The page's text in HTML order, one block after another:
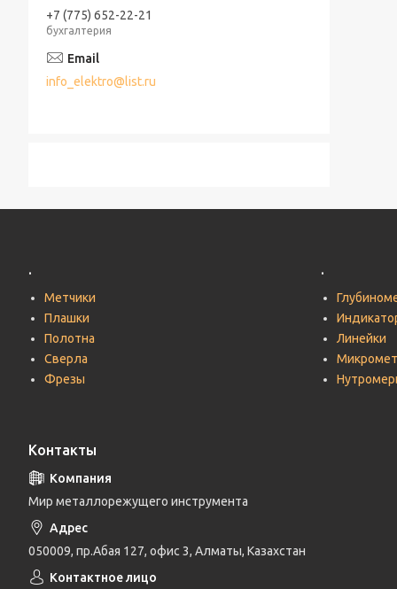
+7 (775) 652-22-21
бухгалтерия
info_elektro@list.ru
.
Метчики
Плашки
Полотна
Сверла
Фрезы
.
Линейки
Контакты
Мир металлорежущего инструмента
050009, пр.Абая 127, офис 3, Алматы, Казахстан